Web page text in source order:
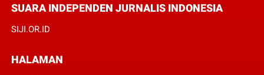
SUARA INDEPENDEN JURNALIS INDONESIA
SIJI.OR.ID
HALAMAN